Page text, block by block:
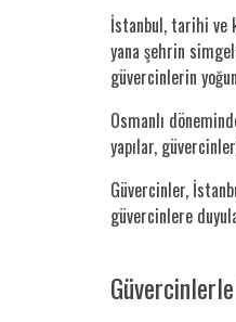
İstanbul, tarihi ve
yana şehrin
güvercinlerin
Osmanlı
yapılar,
Güvercinler,
güvercinlere